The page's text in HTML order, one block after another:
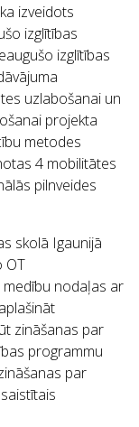
izveidots
izglītības
izglītības
uzlabošanai un
projekta
metodes
4 mobilitātes
pilnveides
skolā Igaunijā
OT
medību nodaļas ar
zināšanas par
programmu
par